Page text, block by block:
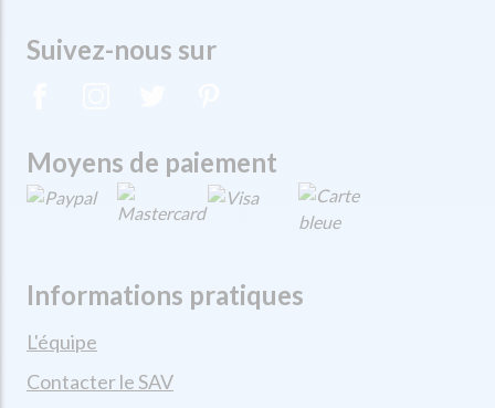
Suivez-nous sur
Moyens de paiement
Informations pratiques
L'équipe
Contacter le SAV